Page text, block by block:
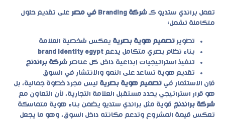
تعمل براندي ستديو كـ شركة Branding في مصر
على تقديم حلول
متكاملة تشمل:
تطوير تصميم هوية بصرية يعكس شخصية العلامة
بناء نظام بصري متكامل يدعم brand identity egypt
تنفيذ استراتيجيات إبداعية داخل كل عناصر شركة براندنج
تقديم هوية تساعد على النمو والانتشار في السوق
فإن الاستثمار في تصميم هوية بصرية ليس مجرد خطوة جمالية، بل
هو قرار استراتيجي يحدد مستقبل العلامة التجارية، لأن التعاون مع
شركة براندنج قوية مثل براندي ستديو يضمن بناء هوية متماسكة
تعكس قيمة المشروع وتدعم مكانته داخل السوق، وهو ما يجعل